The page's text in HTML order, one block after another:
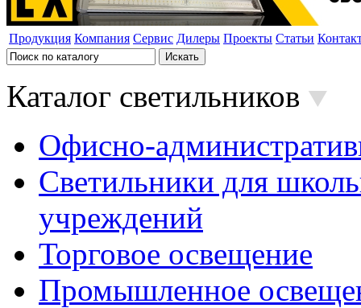
Продукция Компания Сервис Дилеры Проекты Статьи
Каталог светильников
Офисно-
Светильники для
учреждений
Торговое освещение
Промышленное